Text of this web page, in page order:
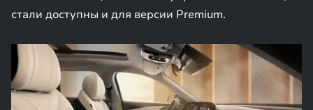
стали доступны и для версии Premium.